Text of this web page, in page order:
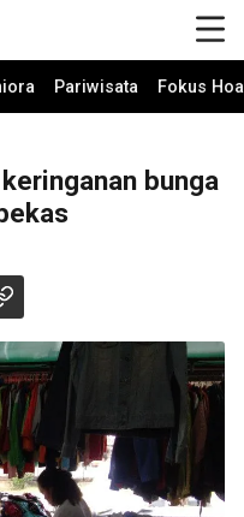
Pariwisata Fokus
bunga